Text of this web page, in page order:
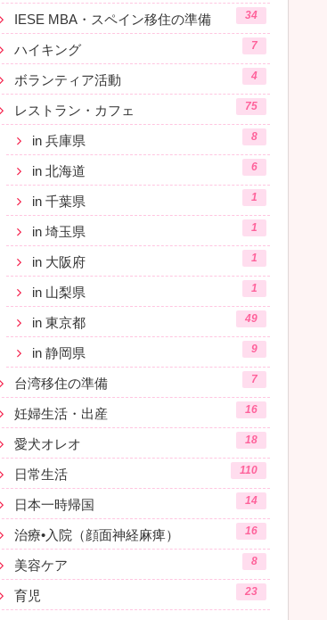
IESE MBA・スペイン移住の準備 34
ハイキング 7
ボランティア活動 4
レストラン・カフェ 75
in 兵庫県 8
in 北海道 6
in 千葉県 1
in 埼玉県 1
in 大阪府 1
in 山梨県 1
in 東京都 49
in 静岡県 9
台湾移住の準備 7
妊婦生活・出産 16
愛犬オレオ 18
日常生活 110
日本一時帰国 14
治療•入院（顔面神経麻痺） 16
美容ケア 8
育児 23